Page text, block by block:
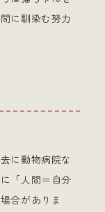
に馴染む努力
に動物病院な
「人間＝自分
合がありま